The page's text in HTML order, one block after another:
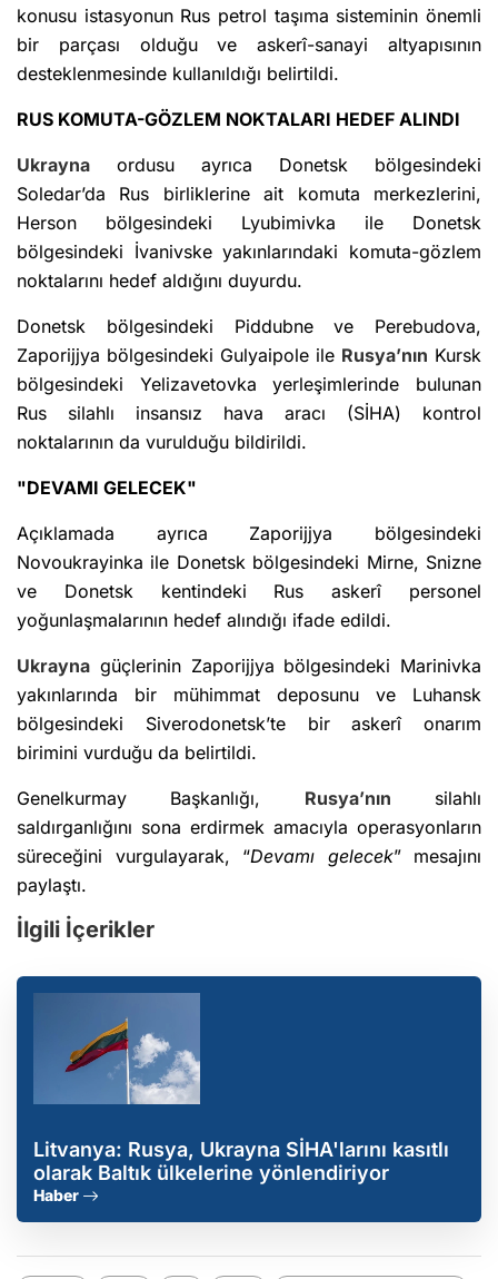
konusu istasyonun Rus petrol taşıma sisteminin önemli
bir parçası olduğu ve askerî-sanayi altyapısının
desteklenmesinde kullanıldığı belirtildi.
RUS KOMUTA-GÖZLEM NOKTALARI HEDEF ALINDI
Ukrayna ordusu ayrıca Donetsk bölgesindeki
Soledar’da Rus birliklerine ait komuta merkezlerini,
Herson bölgesindeki Lyubimivka ile Donetsk
bölgesindeki İvanivske yakınlarındaki komuta-gözlem
noktalarını hedef aldığını duyurdu.
Donetsk bölgesindeki Piddubne ve Perebudova,
Zaporijjya bölgesindeki Gulyaipole ile Rusya’nın Kursk
bölgesindeki Yelizavetovka yerleşimlerinde bulunan
Rus silahlı insansız hava aracı (SİHA) kontrol
noktalarının da vurulduğu bildirildi.
"DEVAMI GELECEK"
Açıklamada ayrıca Zaporijjya bölgesindeki
Novoukrayinka ile Donetsk bölgesindeki Mirne, Snizne
ve Donetsk kentindeki Rus askerî personel
yoğunlaşmalarının hedef alındığı ifade edildi.
Ukrayna güçlerinin Zaporijjya bölgesindeki Marinivka
yakınlarında bir mühimmat deposunu ve Luhansk
bölgesindeki Siverodonetsk’te bir askerî onarım
birimini vurduğu da belirtildi.
Genelkurmay Başkanlığı, Rusya’nın silahlı
saldırganlığını sona erdirmek amacıyla operasyonların
süreceğini vurgulayarak, “Devamı gelecek” mesajını
paylaştı.
İlgili İçerikler
Litvanya: Rusya, Ukrayna SİHA'larını kasıtlı
olarak Baltık ülkelerine yönlendiriyor
Haber